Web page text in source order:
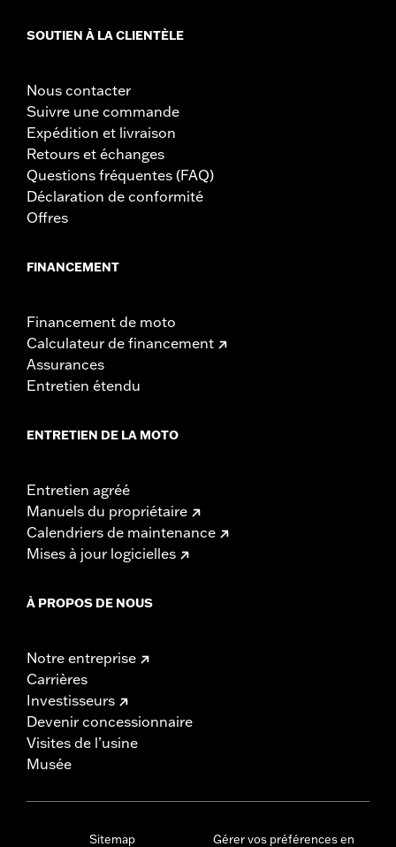
SOUTIEN À LA CLIENTÈLE
Nous contacter
Suivre une commande
Expédition et livraison
Retours et échanges
Questions fréquentes (FAQ)
Déclaration de conformité
Offres
FINANCEMENT
Financement de moto
Calculateur de financement
Assurances
Entretien étendu
ENTRETIEN DE LA MOTO
Entretien agréé
Manuels du propriétaire
Calendriers de maintenance
Mises à jour logicielles
À PROPOS DE NOUS
Notre entreprise
Carrières
Investisseurs
Devenir concessionnaire
Visites de l’usine
Musée
Sitemap Gérer vos préférences en